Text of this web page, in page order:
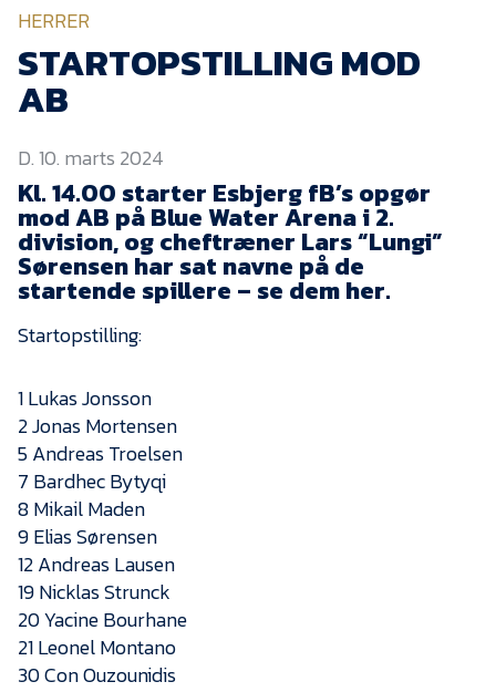
NYHEDER
EfB Akademi
Sydvestjysk Fodbold
Samarbejde
Partnere
Blue Water Arena
Aktionærinformation
Job i EfB
Presse
HERRER
STARTOPSTILLING MOD
AB
D. 10. marts 2024
Kl. 14.00 starter Esbjerg fB’s opgør
mod AB på Blue Water Arena i 2.
division, og cheftræner Lars “Lungi”
Sørensen har sat navne på de
startende spillere – se dem her.
Startopstilling:
1 Lukas Jonsson
2 Jonas Mortensen
5 Andreas Troelsen
7 Bardhec Bytyqi
8 Mikail Maden
9 Elias Sørensen
12 Andreas Lausen
19 Nicklas Strunck
20 Yacine Bourhane
21 Leonel Montano
30 Con Ouzounidis